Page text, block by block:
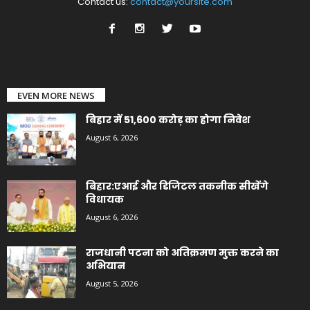
EVEN MORE NEWS
बिहार में 51,600 करोड़ का होगा निवेश
August 6, 2026
बिहार:एआई और डिजिटल तकनीक सीखेंगे
विधायक
August 6, 2026
राजधानी पटना को अतिक्रमण मुक्त करने का
अभियान
August 5, 2026